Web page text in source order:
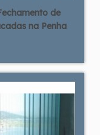
de
na Penha